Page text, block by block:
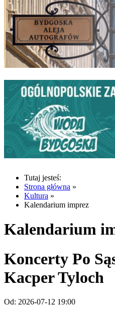
Tutaj jesteś:
Strona główna »
Kultura »
Kalendarium imprez
Kalendarium
Koncerty Po
Kacper Tyloch
Od: 2026-07-12 19:00